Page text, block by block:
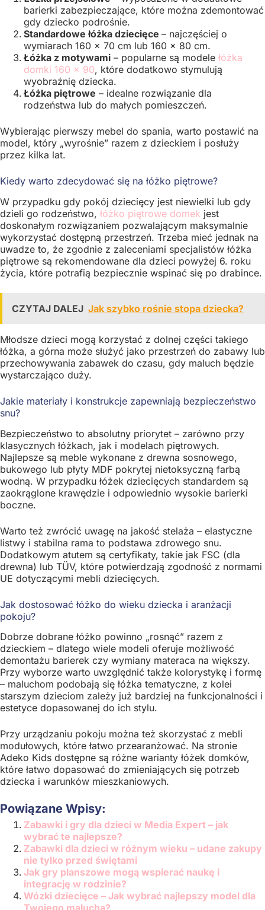
barierki zabezpieczające, które można zdemontować
gdy dziecko podrośnie.
Standardowe łóżka dziecięce – najczęściej o
wymiarach 160 x 70 cm lub 160 x 80 cm.
Łóżka z motywami – popularne są modele łóżka
domki 160 x 90, które dodatkowo stymulują
wyobraźnię dziecka.
Łóżka piętrowe – idealne rozwiązanie dla
rodzeństwa lub do małych pomieszczeń.
Wybierając pierwszy mebel do spania, warto postawić na
model, który „wyrośnie” razem z dzieckiem i posłuży
przez kilka lat.
Kiedy warto zdecydować się na łóżko piętrowe?
W przypadku gdy pokój dziecięcy jest niewielki lub gdy
dzieli go rodzeństwo, łóżko piętrowe domek jest
doskonałym rozwiązaniem pozwalającym maksymalnie
wykorzystać dostępną przestrzeń. Trzeba mieć jednak na
uwadze to, że zgodnie z zaleceniami specjalistów łóżka
piętrowe są rekomendowane dla dzieci powyżej 6. roku
życia, które potrafią bezpiecznie wspinać się po drabince.
CZYTAJ DALEJ Jak szybko rośnie stopa dziecka?
Młodsze dzieci mogą korzystać z dolnej części takiego
łóżka, a górna może służyć jako przestrzeń do zabawy lub
przechowywania zabawek do czasu, gdy maluch będzie
wystarczająco duży.
Jakie materiały i konstrukcje zapewniają bezpieczeństwo
snu?
Bezpieczeństwo to absolutny priorytet – zarówno przy
klasycznych łóżkach, jak i modelach piętrowych.
Najlepsze są meble wykonane z drewna sosnowego,
bukowego lub płyty MDF pokrytej nietoksyczną farbą
wodną. W przypadku łóżek dziecięcych standardem są
zaokrąglone krawędzie i odpowiednio wysokie barierki
boczne.
Warto też zwrócić uwagę na jakość stelaża – elastyczne
listwy i stabilna rama to podstawa zdrowego snu.
Dodatkowym atutem są certyfikaty, takie jak FSC (dla
drewna) lub TÜV, które potwierdzają zgodność z normami
UE dotyczącymi mebli dziecięcych.
Jak dostosować łóżko do wieku dziecka i aranżacji
pokoju?
Dobrze dobrane łóżko powinno „rosnąć” razem z
dzieckiem – dlatego wiele modeli oferuje możliwość
demontażu barierek czy wymiany materaca na większy.
Przy wyborze warto uwzględnić także kolorystykę i formę
– maluchom podobają się łóżka tematyczne, z kolei
starszym dzieciom zależy już bardziej na funkcjonalności i
estetyce dopasowanej do ich stylu.
Przy urządzaniu pokoju można też skorzystać z mebli
modułowych, które łatwo przearanżować. Na stronie
Adeko Kids dostępne są różne warianty łóżek domków,
które łatwo dopasować do zmieniających się potrzeb
dziecka i warunków mieszkaniowych.
Powiązane Wpisy:
Zabawki i gry dla dzieci w Media Expert – jak
wybrać te najlepsze?
Zabawki dla dzieci w różnym wieku – udane zakupy
nie tylko przed świętami
Jak gry planszowe mogą wspierać naukę i
integrację w rodzinie?
Wózki dziecięce – Jak wybrać najlepszy model dla